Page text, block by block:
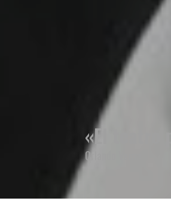
«El teatro
Orlando Verna